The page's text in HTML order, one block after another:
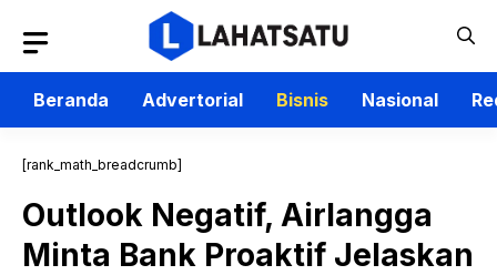
isi
Beranda
Advertorial Bisnis Nasional
[rank_math_breadcrumb]
Outlook Negatif, Airlangga
Minta Bank Proaktif Jelaskan